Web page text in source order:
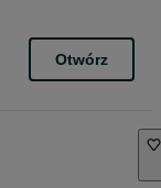
Otwórz